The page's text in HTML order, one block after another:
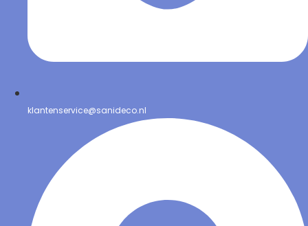
klantenservice@sanideco.nl